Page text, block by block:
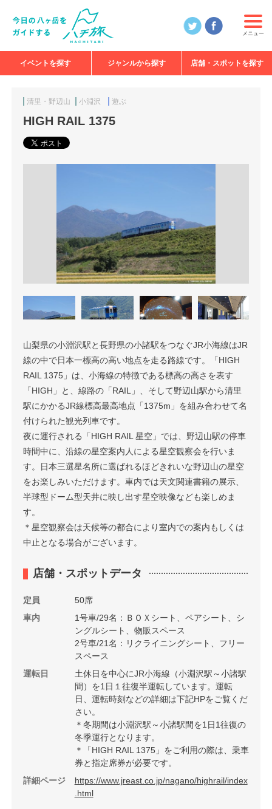
メニュー
イベントを探す ジャンルから探す 店舗・スポットを探す
清里・野辺山 小淵沢 遊ぶ
HIGH RAIL 1375
山梨県の小淵沢駅と長野県の小諸駅をつなぐJR小海線はJR
線の中で日本一標高の高い地点を走る路線です。「HIGH
RAIL 1375」は、小海線の特徴である標高の高さを表す
「HIGH」と、線路の「RAIL」、そして野辺山駅から清里
駅にかかるJR線標高最高地点「1375m」を組み合わせて名
付けられた観光列車です。
夜に運行される「HIGH RAIL 星空」では、野辺山駅の停車
時間中に、沿線の星空案内人による星空観察会を行いま
す。日本三選星名所に選ばれるほどきれいな野辺山の星空
をお楽しみいただけます。車内では天文関連書籍の展示、
半球型ドーム型天井に映し出す星空映像なども楽しめま
す。
＊星空観察会は天候等の都合により室内での案内もしくは
中止となる場合がございます。
店舗・スポットデータ
定員
50席
車内
1号車/29名：ＢＯＸシート、ペアシート、シ
ングルシート、物販スペース
2号車/21名：リクライニングシート、フリー
スペース
運転日
土休日を中心にJR小海線（小淵沢駅～小諸駅
間）を1日１往復半運転しています。運転
日、運転時刻などの詳細は下記HPをご覧くだ
さい。
＊冬期間は小淵沢駅～小諸駅間を1日1往復の
冬季運行となります。
＊「HIGH RAIL 1375」をご利用の際は、乗車
券と指定席券が必要です。
詳細ページ
https://www.jreast.co.jp/nagano/highrail/index
.html